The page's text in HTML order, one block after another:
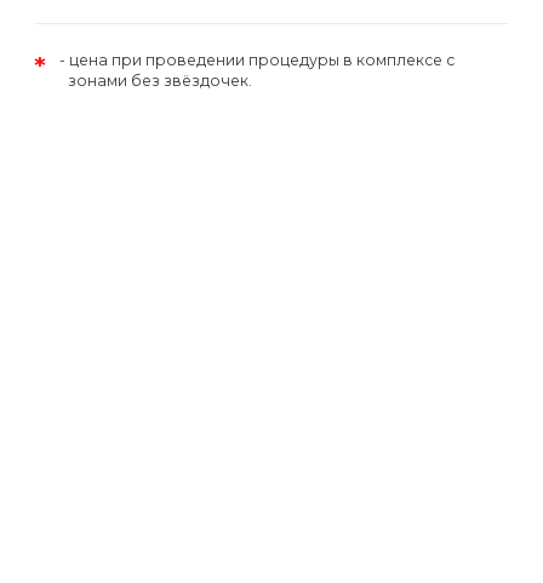
*
цена при проведении процедуры в комплексе с
зонами без звёздочек.